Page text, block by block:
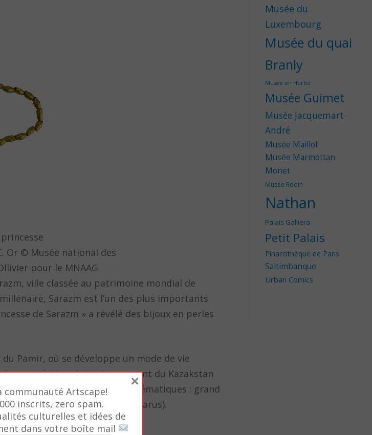
Or © Musée national des
pour le MNAAG
ville classée au patrimoine mondial de
Sarazm est l’un des plus importants
de Sarazm » a révélé des bijoux en perles
Pamir, où se développe un mode de vie
populations lointaines venant du Kazakstan
des motifs d’animaux emblématiques : grand
aurochs (aujourd’hui disparus).
Musée du
Luxembourg
Musée du quai
Branly
Musée en Herbe
Musée Guimet
Musée Jacquemart-
André
Musée Maillol
Musée Marmottan
Monet
Musée Rodin
Nathan
Palais Galliera
Petit Palais
Pinacothèque de Paris
Saltimbanque
Urban Comics
communauté Artscape!
inscrits, zero spam.
culturelles et idées de
dans votre boîte mail
×